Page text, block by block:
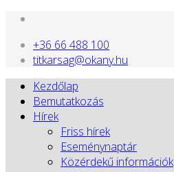
+36 66 488 100
titkarsag@okany.hu
Kezdőlap
Bemutatkozás
Hírek
Friss hírek
Eseménynaptár
Közérdekű információk